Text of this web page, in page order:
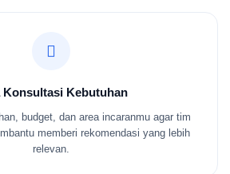
Konsultasi Kebutuhan
budget, dan area incaranmu agar tim
memberi rekomendasi yang lebih
relevan.